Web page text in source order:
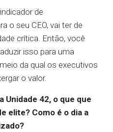
de
o seu CEO, vai ter de
crítica. Então, você
isso para uma
da qual os executivos
o valor.
Unidade 42, o que que
elite? Como é o dia a